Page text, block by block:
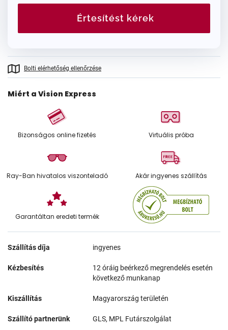
Értesítést kérek
Bolti elérhetőség ellenőrzése
Miért a Vision Express
Bizonságos online fizetés Virtuális próba
Ray-Ban hivatalos viszonteladó Akár ingyenes szállítás
Garantáltan eredeti termék
Szállítás díja ingyenes
Kézbesítés
12 óráig beérkező megrendelés esetén
következő munkanap
Kiszállítás Magyarország területén
Szállító partnerünk GLS, MPL Futárszolgálat